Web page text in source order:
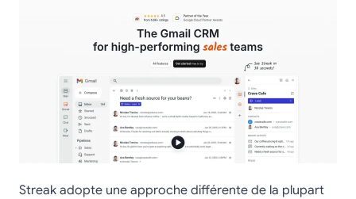
Streak adopte une approche différente de la plupart